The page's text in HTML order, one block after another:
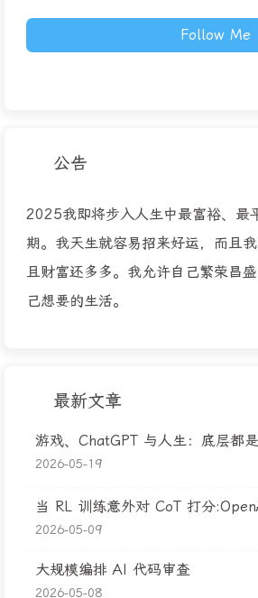
Follow Me
公告
2025我即将步入人生中最富裕、最
期。我天生就容易招来好运，而且
且财富还多多。我允许自己繁荣昌
己想要的生活。
最新文章
游戏、ChatGPT 与人生：底层都
2026-05-19
当 RL 训练意外对 CoT 打分
2026-05-09
大规模编排 AI 代码审查
2026-05-08